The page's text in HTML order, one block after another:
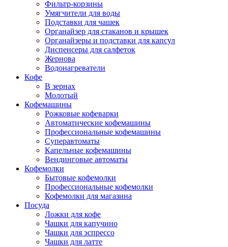
Фильтр-корзины
Умягчители для воды
Подставки для чашек
Органайзер для стаканов и крышек
Органайзеры и подставки для капсул
Диспенсеры для салфеток
Жернова
Водонагреватели
Кофе
В зернах
Молотый
Кофемашины
Рожковые кофеварки
Автоматические кофемашины
Профессиональные кофемашины
Суперавтоматы
Капельные кофемашины
Вендинговые автоматы
Кофемолки
Бытовые кофемолки
Профессиональные кофемолки
Кофемолки для магазина
Посуда
Ложки для кофе
Чашки для капучино
Чашки для эспрессо
Чашки для латте